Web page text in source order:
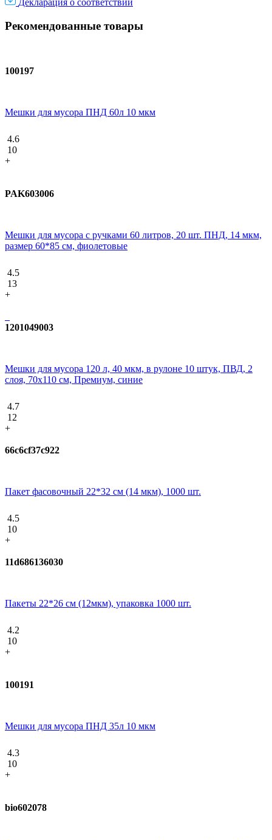
Рекомендованные товары
100197
Мешки для мусора ПНД 60л 10 мкм
4.6
10
+
PAK603006
Мешки для мусора с ручками 60 литров, 20 шт. ПНД, 14 мкм,
размер 60*85 см, фиолетовые
4.5
13
+
1201049003
Мешки для мусора 120 л, 40 мкм, в рулоне 10 штук, ПВД, 2
слоя, 70x110 см, Премиум, синие
4.7
12
+
66c6cf37c922
Пакет фасовочный 22*32 см (14 мкм), 1000 шт.
4.5
10
+
11d686136030
Пакеты 22*26 см (12мкм), упаковка 1000 шт.
4.2
10
+
100191
Мешки для мусора ПНД 35л 10 мкм
4.3
10
+
bio602078